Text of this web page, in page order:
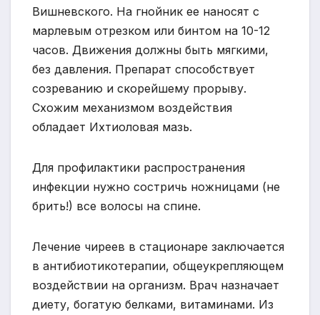
Вишневского. На гнойник ее наносят с
марлевым отрезком или бинтом на 10-12
часов. Движения должны быть мягкими,
без давления. Препарат способствует
созреванию и скорейшему прорыву.
Схожим механизмом воздействия
обладает Ихтиоловая мазь.
Для профилактики распространения
инфекции нужно состричь ножницами (не
брить!) все волосы на спине.
Лечение чиреев в стационаре заключается
в антибиотикотерапии, общеукрепляющем
воздействии на организм. Врач назначает
диету, богатую белками, витаминами. Из